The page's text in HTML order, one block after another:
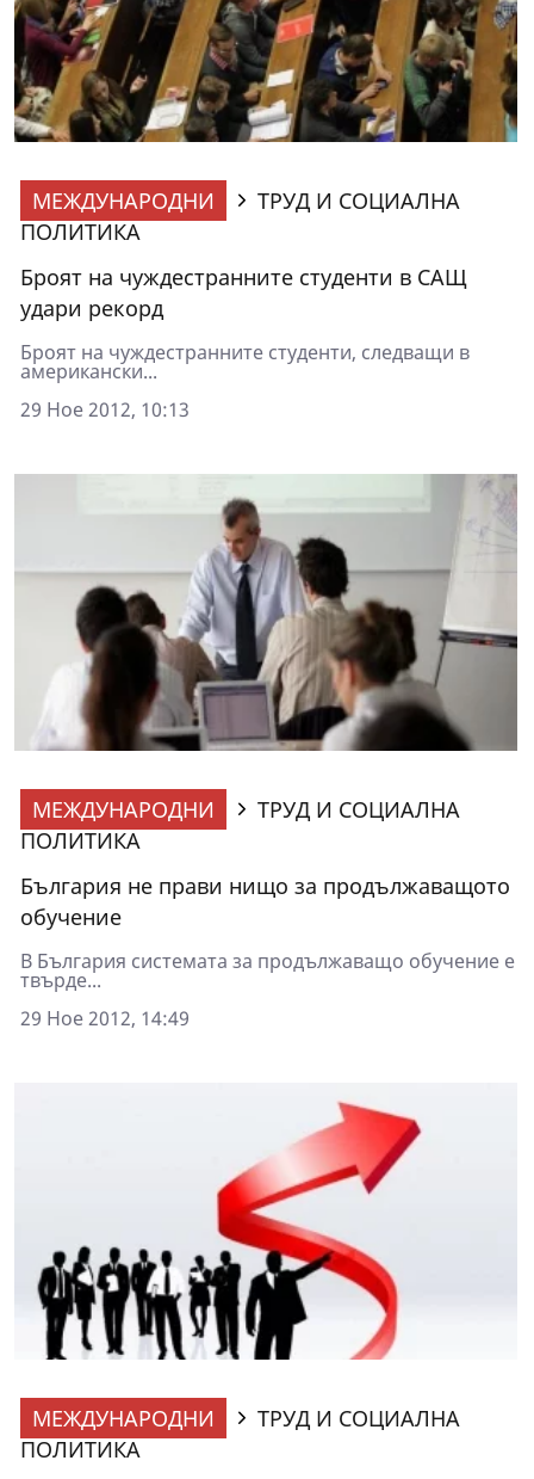
МЕЖДУНАРОДНИ
ТРУД И СОЦИАЛНА
ПОЛИТИКА
Броят на чуждестранните студенти в САЩ
удари рекорд
Броят на чуждестранните студенти, следващи в
американски...
29 Ное 2012, 10:13
МЕЖДУНАРОДНИ
ТРУД И СОЦИАЛНА
ПОЛИТИКА
България не прави нищо за продължаващото
обучение
В България системата за продължаващо обучение е
твърде...
29 Ное 2012, 14:49
МЕЖДУНАРОДНИ
ТРУД И СОЦИАЛНА
ПОЛИТИКА